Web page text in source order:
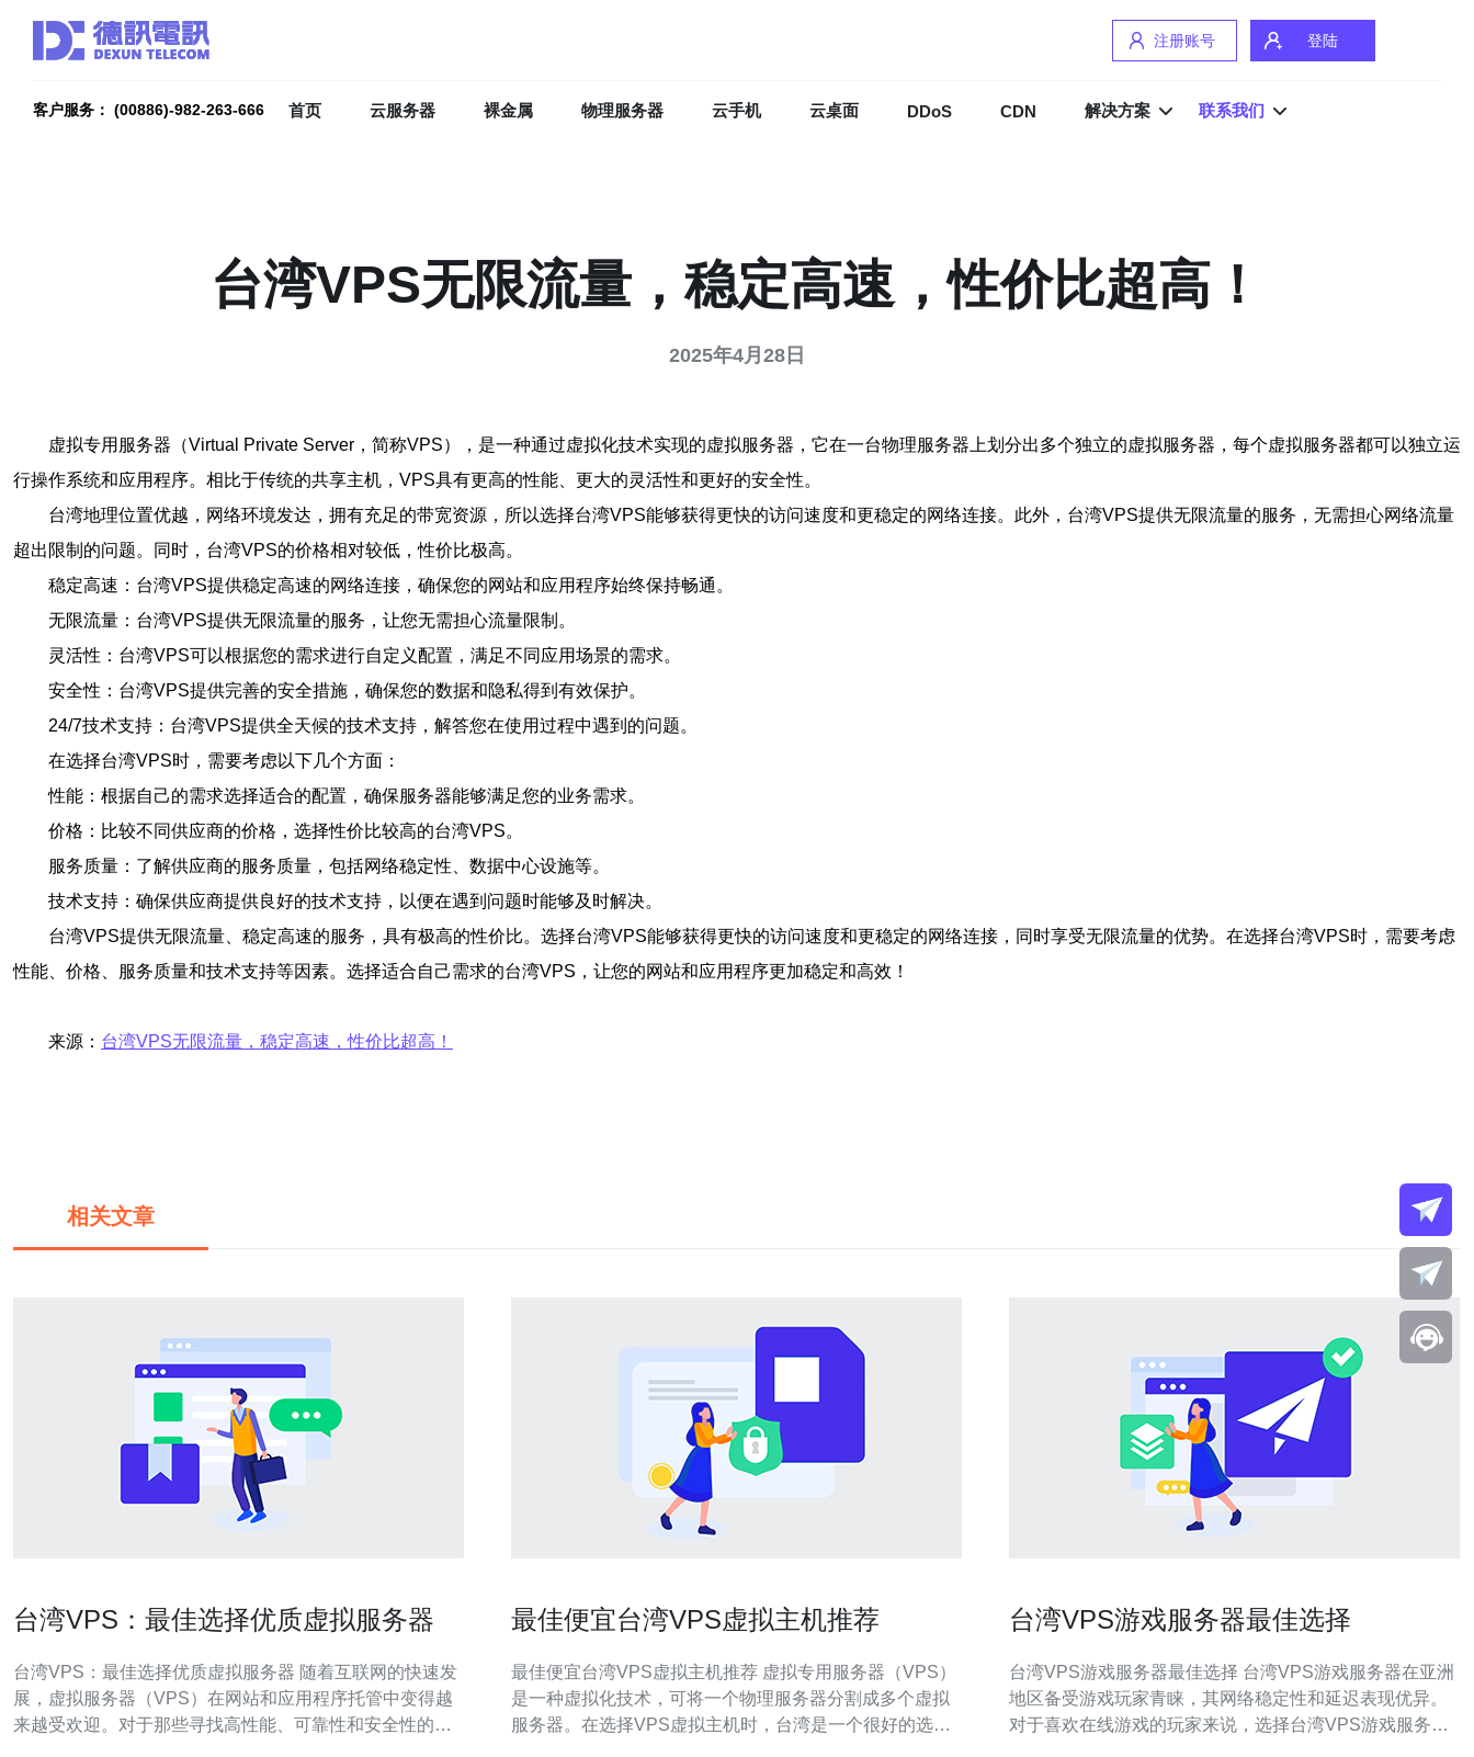
注册账号 登陆
客户服务： (00886)-982-263-666 首页 云服务器 裸金属 物理服务器 云手机 云桌面 DDoS CDN 解决方案 联系我们
台湾VPS无限流量，稳定高速，性价比超高！
2025年4月28日
虚拟专用服务器（Virtual Private Server，简称VPS），是一种通过虚拟化技术实现的虚拟服务器，它在一台物理服务器上划分出多个独立的虚拟服务器，每个虚拟服务器都可以独立运
行操作系统和应用程序。相比于传统的共享主机，VPS具有更高的性能、更大的灵活性和更好的安全性。
台湾地理位置优越，网络环境发达，拥有充足的带宽资源，所以选择台湾VPS能够获得更快的访问速度和更稳定的网络连接。此外，台湾VPS提供无限流量的服务，无需担心网络流量
超出限制的问题。同时，台湾VPS的价格相对较低，性价比极高。
稳定高速：台湾VPS提供稳定高速的网络连接，确保您的网站和应用程序始终保持畅通。
无限流量：台湾VPS提供无限流量的服务，让您无需担心流量限制。
灵活性：台湾VPS可以根据您的需求进行自定义配置，满足不同应用场景的需求。
安全性：台湾VPS提供完善的安全措施，确保您的数据和隐私得到有效保护。
24/7技术支持：台湾VPS提供全天候的技术支持，解答您在使用过程中遇到的问题。
在选择台湾VPS时，需要考虑以下几个方面：
性能：根据自己的需求选择适合的配置，确保服务器能够满足您的业务需求。
价格：比较不同供应商的价格，选择性价比较高的台湾VPS。
服务质量：了解供应商的服务质量，包括网络稳定性、数据中心设施等。
技术支持：确保供应商提供良好的技术支持，以便在遇到问题时能够及时解决。
台湾VPS提供无限流量、稳定高速的服务，具有极高的性价比。选择台湾VPS能够获得更快的访问速度和更稳定的网络连接，同时享受无限流量的优势。在选择台湾VPS时，需要考虑
性能、价格、服务质量和技术支持等因素。选择适合自己需求的台湾VPS，让您的网站和应用程序更加稳定和高效！
来源： 台湾VPS无限流量，稳定高速，性价比超高！
相关文章
台湾VPS：最佳选择优质虚拟服务器
台湾VPS：最佳选择优质虚拟服务器 随着互联网的快速发
展，虚拟服务器（VPS）在网站和应用程序托管中变得越
来越受欢迎。对于那些寻找高性能、可靠性和安全性的用
最佳便宜台湾VPS虚拟主机推荐
最佳便宜台湾VPS虚拟主机推荐 虚拟专用服务器（VPS）
是一种虚拟化技术，可将一个物理服务器分割成多个虚拟
服务器。在选择VPS虚拟主机时，台湾是一个很好的选
台湾VPS游戏服务器最佳选择
台湾VPS游戏服务器最佳选择 台湾VPS游戏服务器在亚洲
地区备受游戏玩家青睐，其网络稳定性和延迟表现优异。
对于喜欢在线游戏的玩家来说，选择台湾VPS游戏服务器